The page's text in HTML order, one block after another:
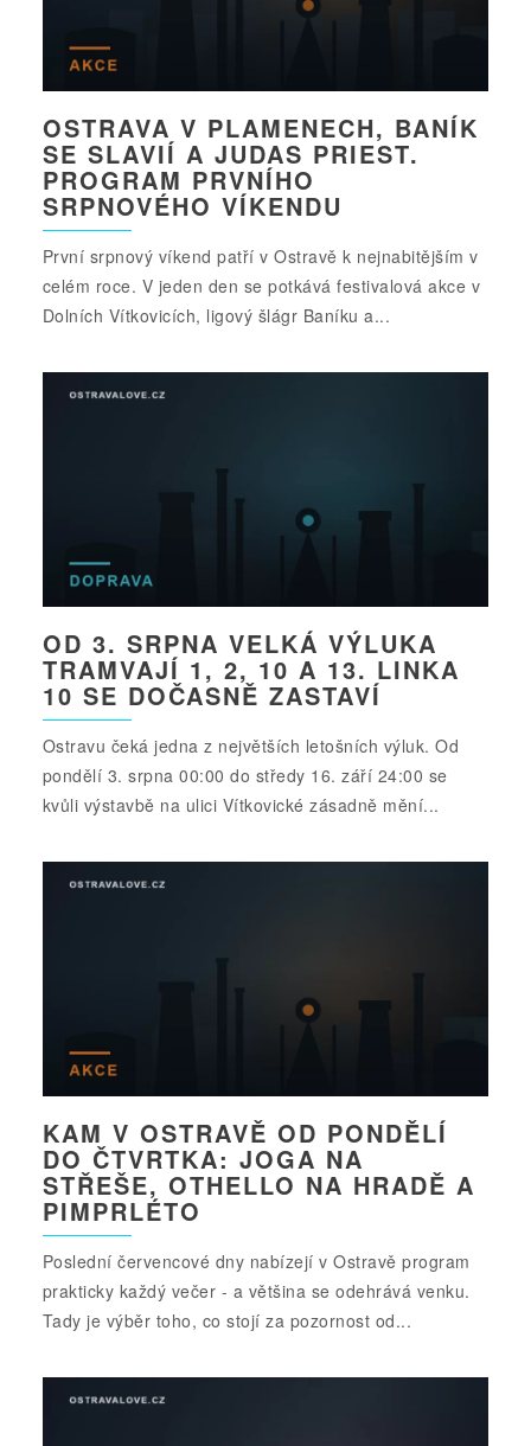
OSTRAVA V PLAMENECH, BANÍK
SE SLAVIÍ A JUDAS PRIEST.
PROGRAM PRVNÍHO
SRPNOVÉHO VÍKENDU
První srpnový víkend patří v Ostravě k nejnabitějším v
celém roce. V jeden den se potkává festivalová akce v
Dolních Vítkovicích, ligový šlágr Baníku a...
OD 3. SRPNA VELKÁ VÝLUKA
TRAMVAJÍ 1, 2, 10 A 13. LINKA
10 SE DOČASNĚ ZASTAVÍ
Ostravu čeká jedna z největších letošních výluk. Od
pondělí 3. srpna 00:00 do středy 16. září 24:00 se
kvůli výstavbě na ulici Vítkovické zásadně mění...
KAM V OSTRAVĚ OD PONDĚLÍ
DO ČTVRTKA: JOGA NA
STŘEŠE, OTHELLO NA HRADĚ A
PIMPRLÉTO
Poslední červencové dny nabízejí v Ostravě program
prakticky každý večer - a většina se odehrává venku.
Tady je výběr toho, co stojí za pozornost od...